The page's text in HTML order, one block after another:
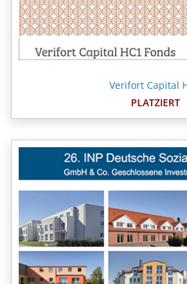
Verifort Capital
PLATZIERT